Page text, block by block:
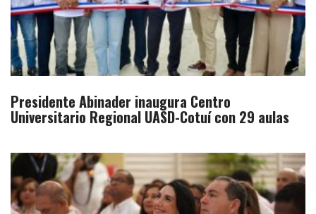
Presidente Abinader inaugura Centro
Universitario Regional UASD-Cotuí con 29 aulas